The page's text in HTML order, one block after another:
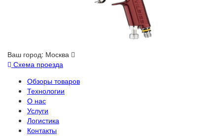
Ваш город: Москва
Схема проезда
Обзоры товаров
Технологии
О нас
Услуги
Логистика
Контакты